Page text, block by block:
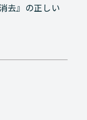
去』の正しい